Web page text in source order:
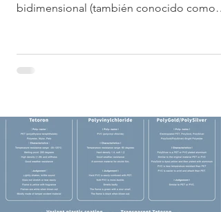
bidimensional (también conocido como